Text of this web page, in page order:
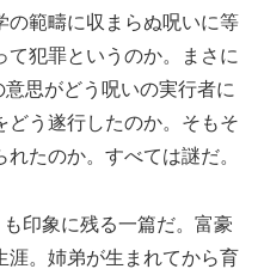
の範疇に収まらぬ呪いに等
て犯罪というのか。まさに
思がどう呪いの実行者に
どう遂行したのか。そもそ
たのか。すべては謎だ。
印象に残る一篇だ。富豪
涯。姉弟が生まれてから育